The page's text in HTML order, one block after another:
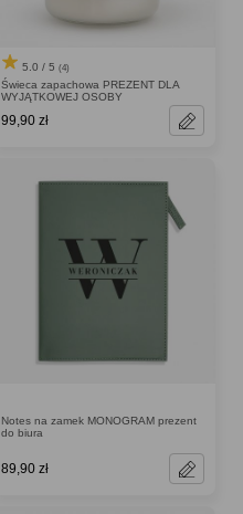
5.0 / 5 (4)
Świeca zapachowa PREZENT DLA
WYJĄTKOWEJ OSOBY
99,90 zł
Notes na zamek MONOGRAM prezent
do biura
89,90 zł